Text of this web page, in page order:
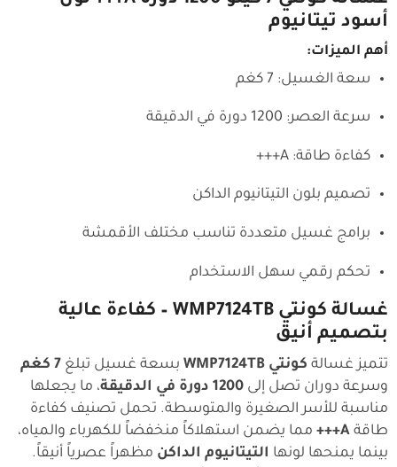
أسود تيتانيوم
أهم الميزات:
سعة الغسيل: 7 كغم
سرعة العصر: 1200 دورة في الدقيقة
كفاءة طاقة: A+++
تصميم بلون التيتانيوم الداكن
برامج غسيل متعددة تناسب مختلف الأقمشة
تحكم رقمي سهل الاستخدام
غسالة كونتي WMP7124TB – كفاءة عالية
بتصميم أنيق
تتميز غسالة كونتي WMP7124TB بسعة غسيل تبلغ 7 كغم
وسرعة دوران تصل إلى 1200 دورة في الدقيقة
، ما يجعلها
مناسبة للأسر الصغيرة والمتوسطة. تحمل تصنيف كفاءة
طاقة A+++
مما يضمن استهلاكاً منخفضاً للكهرباء والمياه،
بينما يمنحها لونها التيتانيوم الداكن مظهراً عصرياً أنيقاً.